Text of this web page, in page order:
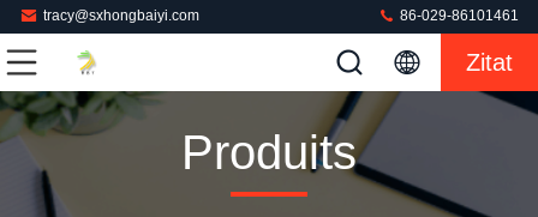
tracy@sxhongbaiyi.com 86-029-86101461
Zitat
Produits